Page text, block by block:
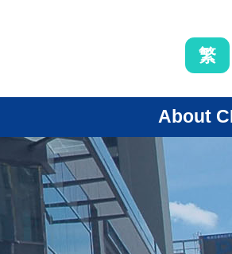
繁
About